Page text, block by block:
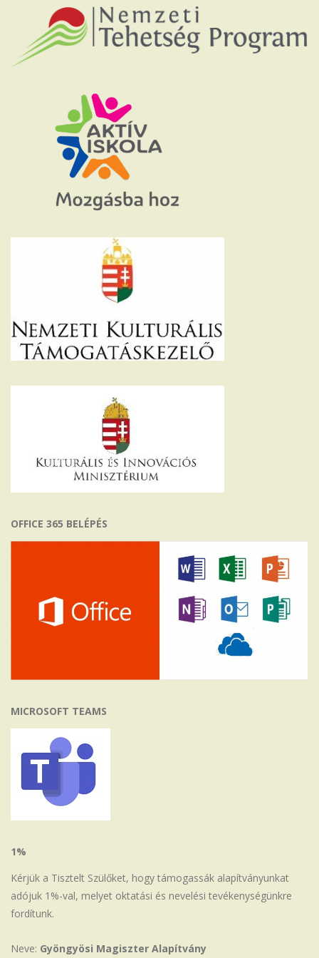
OFFICE 365 BELÉPÉS
MICROSOFT TEAMS
1%
Kérjük a Tisztelt Szülőket, hogy támogassák alapítványunkat
adójuk 1%-val, melyet oktatási és nevelési tevékenységünkre
fordítunk.
Neve: Gyöngyösi Magiszter Alapítvány